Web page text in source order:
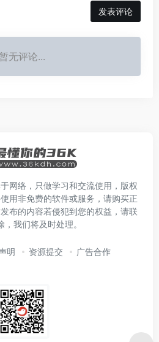
发表评论
无评论...
网络，只做学习和交流使用，版权
用非免费的软件或服务，请购买正
布的内容若侵犯到您的权益，请联
，我们将及时处理。
明 资源提交 广告合作